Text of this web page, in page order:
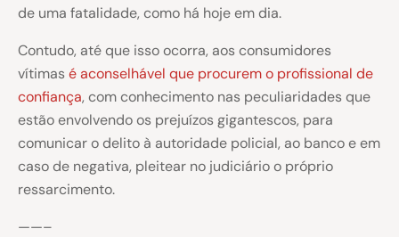
de uma fatalidade, como há hoje em dia.
Contudo, até que isso ocorra, aos consumidores
vítimasé aconselhável que procurem o profissional de
confiança, com conhecimento nas peculiaridades que
estão envolvendo os prejuízos gigantescos, para
comunicar o delito à autoridade policial, ao banco e em
caso de negativa, pleitear no judiciário o próprio
ressarcimento.
——–